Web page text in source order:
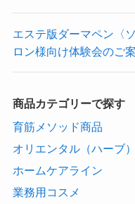
エステ版ダーマペン〈
ロン様向け体験会のご
商品カテゴリーで探す
育筋メソッド商品
オリエンタル（ハーブ
ホームケアライン
業務用コスメ